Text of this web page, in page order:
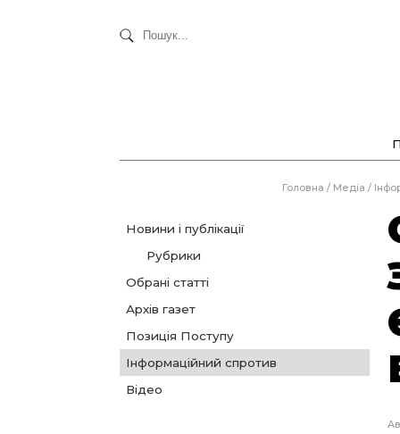
Головна / Медіа /
Новини і публікації
Рубрики
Обрані статті
Архів газет
Позиція Поступу
Інформаційний спротив
Відео